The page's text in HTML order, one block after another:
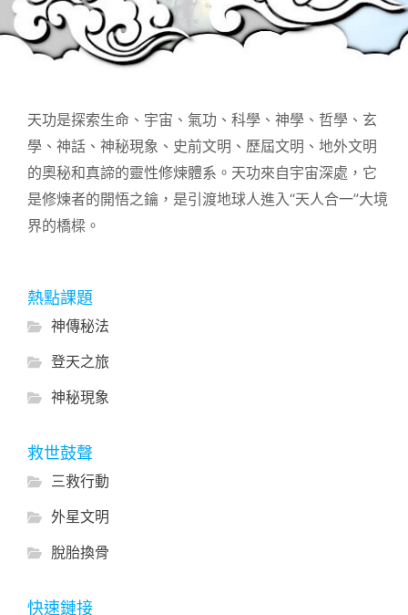
天功是探索生命、宇宙、氣功、科學、神學、哲學、玄
學、神話、神秘現象、史前文明、歷屆文明、地外文明
的奧秘和真諦的靈性修煉體系。天功來自宇宙深處，它
是修煉者的開悟之鑰，是引渡地球人進入“天人合一”大境
界的橋樑。
熱點課題
神傳秘法
登天之旅
神秘現象
救世鼓聲
三救行動
外星文明
脫胎換骨
快速鏈接